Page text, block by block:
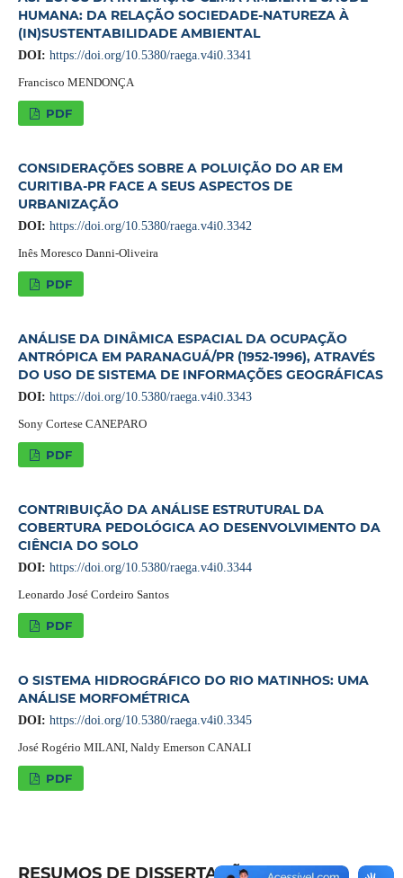
HUMANA: DA RELAÇÃO SOCIEDADE-NATUREZA À
(IN)SUSTENTABILIDADE AMBIENTAL
DOI: https://doi.org/10.5380/raega.v4i0.3341
Francisco MENDONÇA
PDF
CONSIDERAÇÕES SOBRE A POLUIÇÃO DO AR EM
CURITIBA-PR FACE A SEUS ASPECTOS DE
URBANIZAÇÃO
DOI: https://doi.org/10.5380/raega.v4i0.3342
Inês Moresco Danni-Oliveira
PDF
ANÁLISE DA DINÂMICA ESPACIAL DA OCUPAÇÃO
ANTRÓPICA EM PARANAGUÁ/PR (1952-1996), ATRAVÉS
DO USO DE SISTEMA DE INFORMAÇÕES GEOGRÁFICAS
DOI: https://doi.org/10.5380/raega.v4i0.3343
Sony Cortese CANEPARO
PDF
CONTRIBUIÇÃO DA ANÁLISE ESTRUTURAL DA
COBERTURA PEDOLÓGICA AO DESENVOLVIMENTO DA
CIÊNCIA DO SOLO
DOI: https://doi.org/10.5380/raega.v4i0.3344
Leonardo José Cordeiro Santos
PDF
O SISTEMA HIDROGRÁFICO DO RIO MATINHOS: UMA
ANÁLISE MORFOMÉTRICA
DOI: https://doi.org/10.5380/raega.v4i0.3345
José Rogério MILANI, Naldy Emerson CANALI
PDF
RESUMOS DE DISSERTAÇÕES